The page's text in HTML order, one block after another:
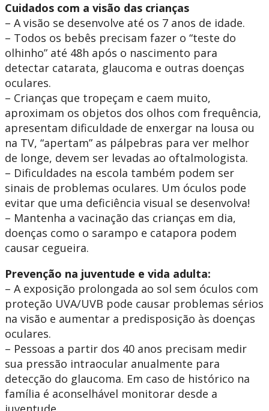
Cuidados com a visão das crianças
– A visão se desenvolve até os 7 anos de idade.
– Todos os bebês precisam fazer o “teste do
olhinho” até 48h após o nascimento para
detectar catarata, glaucoma e outras doenças
oculares.
– Crianças que tropeçam e caem muito,
aproximam os objetos dos olhos com frequência,
apresentam dificuldade de enxergar na lousa ou
na TV, “apertam” as pálpebras para ver melhor
de longe, devem ser levadas ao oftalmologista.
– Dificuldades na escola também podem ser
sinais de problemas oculares. Um óculos pode
evitar que uma deficiência visual se desenvolva!
– Mantenha a vacinação das crianças em dia,
doenças como o sarampo e catapora podem
causar cegueira.
Prevenção na juventude e vida adulta:
– A exposição prolongada ao sol sem óculos com
proteção UVA/UVB pode causar problemas sérios
na visão e aumentar a predisposição às doenças
oculares.
– Pessoas a partir dos 40 anos precisam medir
sua pressão intraocular anualmente para
detecção do glaucoma. Em caso de histórico na
família é aconselhável monitorar desde a